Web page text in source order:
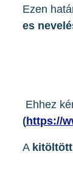
Ezen
es
Ehhez
(https://
A kitöltött